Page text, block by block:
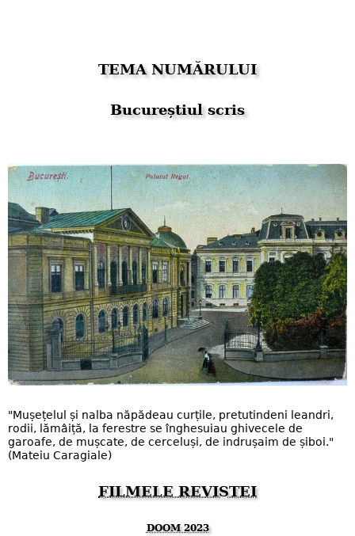
TEMA NUMĂRULUI
Bucureștiul scris
"Mușețelul și nalba năpădeau curțile, pretutindeni leandri,
rodii, lămâiță, la ferestre se înghesuiau ghivecele de
garoafe, de mușcate, de cerceluși, de indrușaim de șiboi."
(Mateiu Caragiale)
FILMELE REVISTEI
DOOM 2023